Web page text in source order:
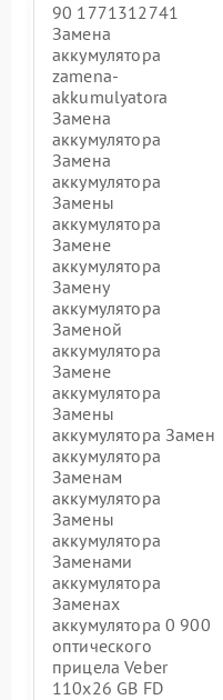
90 1771312741
Замена
аккумулятора
zamena-
akkumulyatora
Замена
аккумулятора
Замена
аккумулятора
Замены
аккумулятора
Замене
аккумулятора
Замену
аккумулятора
Заменой
аккумулятора
Замене
аккумулятора
Замены
аккумулятора Замен
аккумулятора
Заменам
аккумулятора
Замены
аккумулятора
Заменами
аккумулятора
Заменах
аккумулятора 0 900
оптического
прицела Veber
110x26 GB FD